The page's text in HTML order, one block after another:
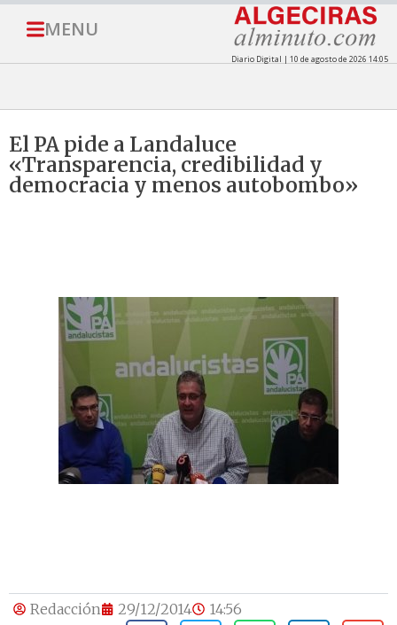
MENU
Diario Digital | 10 de agosto de 2026 14:05
El PA pide a Landaluce
«Transparencia, credibilidad y
democracia y menos autobombo»
Redacción 29/12/2014 14:56